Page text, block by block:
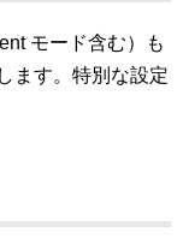
モード含む）も
ます。特別な設定